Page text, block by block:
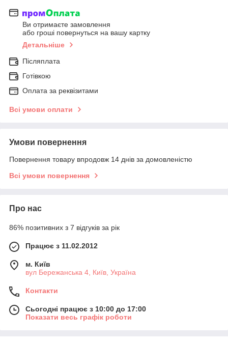
Ви отримаєте замовлення
або гроші повернуться на вашу картку
Детальніше
Післяплата
Готівкою
Оплата за реквізитами
Всі умови оплати
Умови повернення
Повернення товару впродовж 14 днів за домовленістю
Всі умови повернення
Про нас
86% позитивних з 7 відгуків за рік
Працює з 11.02.2012
м. Київ
вул Бережанська 4, Київ, Україна
Контакти
Сьогодні працює з 10:00 до 17:00
Показати весь графік роботи